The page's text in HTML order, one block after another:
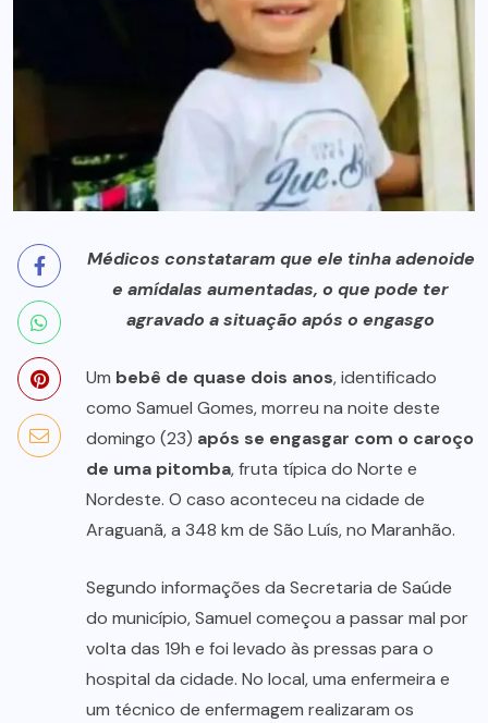
Médicos constataram que ele tinha adenoide
e amídalas aumentadas, o que pode ter
agravado a situação após o engasgo
Um bebê de quase dois anos, identificado
como Samuel Gomes, morreu na noite deste
domingo (23) após se engasgar com o caroço
de uma pitomba, fruta típica do Norte e
Nordeste. O caso aconteceu na cidade de
Araguanã, a 348 km de São Luís, no Maranhão.
Segundo informações da Secretaria de Saúde
do município, Samuel começou a passar mal por
volta das 19h e foi levado às pressas para o
hospital da cidade. No local, uma enfermeira e
um técnico de enfermagem realizaram os